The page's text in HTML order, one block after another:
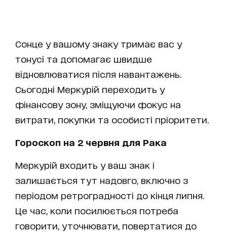
Сонце у вашому знаку тримає вас у
тонусі та допомагає швидше
відновлюватися після навантажень.
Сьогодні Меркурій переходить у
фінансову зону, зміщуючи фокус на
витрати, покупки та особисті пріоритети.
Гороскоп на 2 червня для Рака
Меркурій входить у ваш знак і
залишається тут надовго, включно з
періодом ретроградності до кінця липня.
Це час, коли посилюється потреба
говорити, уточнювати, повертатися до